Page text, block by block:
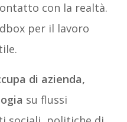
con la realtà.
per il lavoro
di azienda,
su flussi